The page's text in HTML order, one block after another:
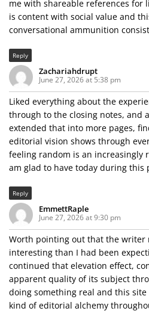
me with shareable references for
is content with social value and
conversational ammunition
Reply
Zachariahdrupt
June 27, 2026 at 5:38 pm
Liked everything about the
through to the closing notes, and
extended that into more pages,
editorial vision shows through
feeling random is an increasingly
am glad to have today during this
Reply
EmmettRaple
June 27, 2026 at 9:30 pm
Worth pointing out that the writer
interesting than I had been
continued that elevation effect,
apparent quality of its subject
doing something real and this
kind of editorial alchemy